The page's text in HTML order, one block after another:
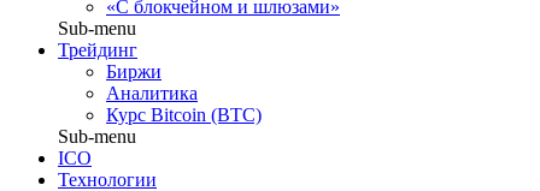
«С блокчейном и шлюзами»
Sub-menu
Трейдинг
Биржи
Аналитика
Курс Bitcoin (BTC)
Sub-menu
ICO
Технологии